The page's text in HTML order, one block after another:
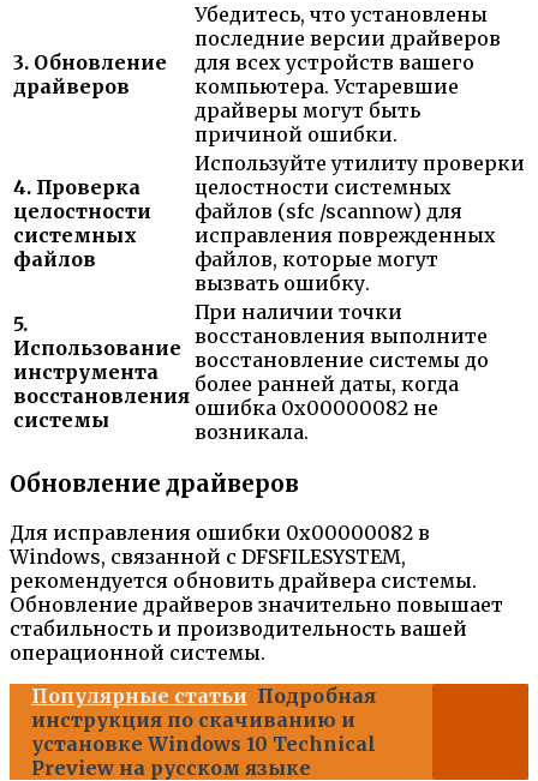
3. Обновление
драйверов
Убедитесь, что установлены
последние версии драйверов
для всех устройств вашего
компьютера. Устаревшие
драйверы могут быть
причиной ошибки.
4. Проверка
целостности
системных
файлов
Используйте утилиту проверки
целостности системных
файлов (sfc /scannow) для
исправления поврежденных
файлов, которые могут
вызвать ошибку.
5.
Использование
инструмента
восстановления
системы
При наличии точки
восстановления выполните
восстановление системы до
более ранней даты, когда
ошибка 0x00000082 не
возникала.
Обновление драйверов
Для исправления ошибки 0x00000082 в
Windows, связанной с DFSFILESYSTEM,
рекомендуется обновить драйвера системы.
Обновление драйверов значительно повышает
стабильность и производительность вашей
операционной системы.
Популярные статьи Подробная
инструкция по скачиванию и
установке Windows 10 Technical
Preview на русском языке